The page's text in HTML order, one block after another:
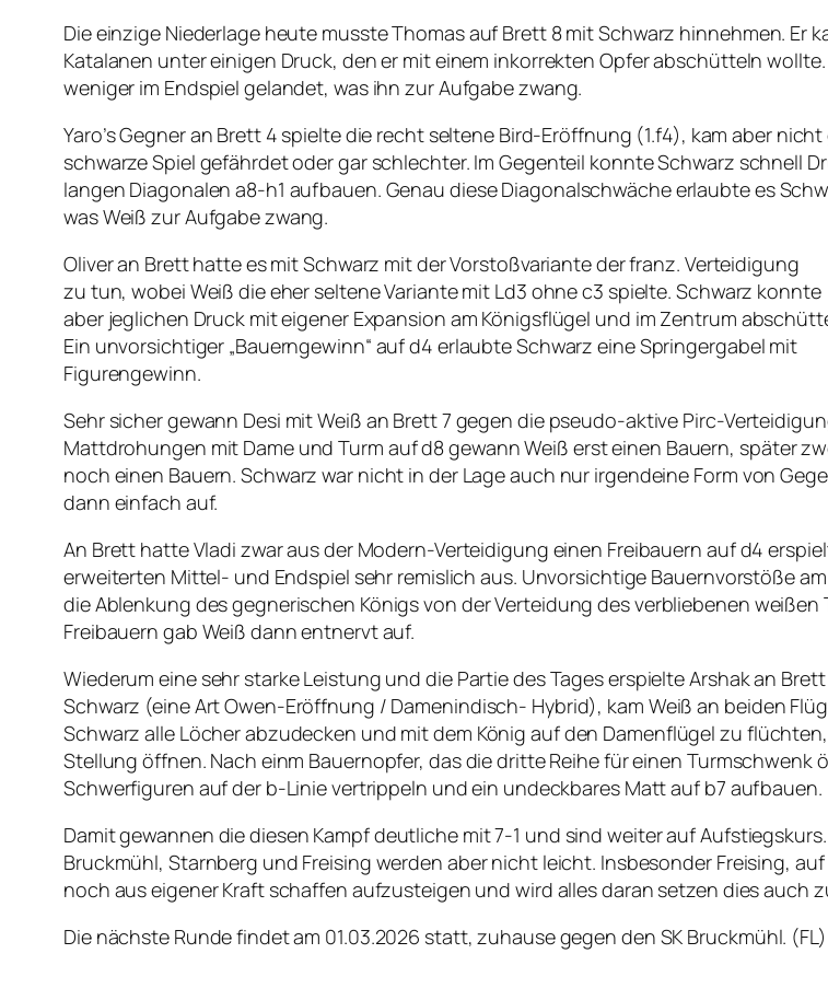
Die einzige Niederlage heute musste Thomas auf Brett 8 mit Schwarz hinnehmen. Er
Katalanen unter einigen Druck, den er mit einem inkorrekten Opfer abschütteln
weniger im Endspiel gelandet, was ihn zur Aufgabe zwang.
Yaro’s Gegner an Brett 4 spielte die recht seltene Bird-Eröffnung (1.f4), kam aber
schwarze Spiel gefährdet oder gar schlechter. Im Gegenteil konnte Schwarz schnell
langen Diagonalen a8-h1 aufbauen. Genau diese Diagonalschwäche erlaubte es
was Weiß zur Aufgabe zwang.
Oliver an Brett hatte es mit Schwarz mit der Vorstoßvariante der franz. Verteidigung
zu tun, wobei Weiß die eher seltene Variante mit Ld3 ohne c3 spielte. Schwarz konnte
aber jeglichen Druck mit eigener Expansion am Königsflügel und im Zentrum
Ein unvorsichtiger „Bauerngewinn“ auf d4 erlaubte Schwarz eine Springergabel mit
Figurengewinn.
Sehr sicher gewann Desi mit Weiß an Brett 7 gegen die pseudo-aktive Pirc-
Mattdrohungen mit Dame und Turm auf d8 gewann Weiß erst einen Bauern, später
noch einen Bauern. Schwarz war nicht in der Lage auch nur irgendeine Form von
dann einfach auf.
An Brett hatte Vladi zwar aus der Modern-Verteidigung einen Freibauern auf d4
erweiterten Mittel- und Endspiel sehr remislich aus. Unvorsichtige Bauernvorstöße
die Ablenkung des gegnerischen Königs von der Verteidung des verbliebenen weißen
Freibauern gab Weiß dann entnervt auf.
Wiederum eine sehr starke Leistung und die Partie des Tages erspielte Arshak an
Schwarz (eine Art Owen-Eröffnung / Damenindisch- Hybrid), kam Weiß an beiden
Schwarz alle Löcher abzudecken und mit dem König auf den Damenflügel zu
Stellung öffnen. Nach einm Bauernopfer, das die dritte Reihe für einen Turmschwenk
Schwerfiguren auf der b-Linie vertrippeln und ein undeckbares Matt auf b7 aufbauen.
Damit gewannen die diesen Kampf deutliche mit 7-1 und sind weiter auf
Bruckmühl, Starnberg und Freising werden aber nicht leicht. Insbesonder Freising,
noch aus eigener Kraft schaffen aufzusteigen und wird alles daran setzen dies auch
Die nächste Runde findet am 01.03.2026 statt, zuhause gegen den SK Bruckmühl. (FL)